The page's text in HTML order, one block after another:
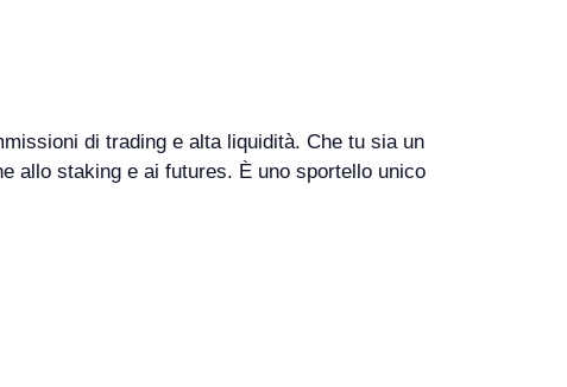
di trading e alta liquidità. Che tu sia un
allo staking e ai futures. È uno sportello unico